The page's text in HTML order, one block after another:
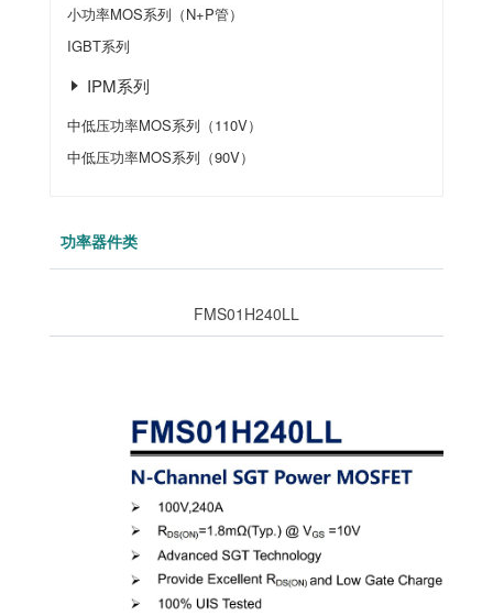
小功率MOS系列（N+P管）
IGBT系列
IPM系列
中低压功率MOS系列（110V）
中低压功率MOS系列（90V）
功率器件类
FMS01H240LL